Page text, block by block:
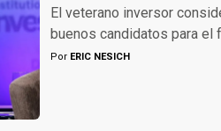
El veterano inversor
buenos candidatos para el
Por ERIC NESICH